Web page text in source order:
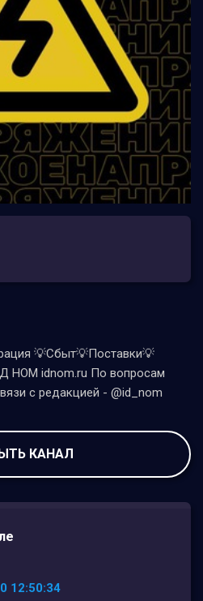
💡Сбыт💡Поставки💡
НОМ idnom.ru По вопросам
с редакцией - @id_nom
КАНАЛ
12:50:34